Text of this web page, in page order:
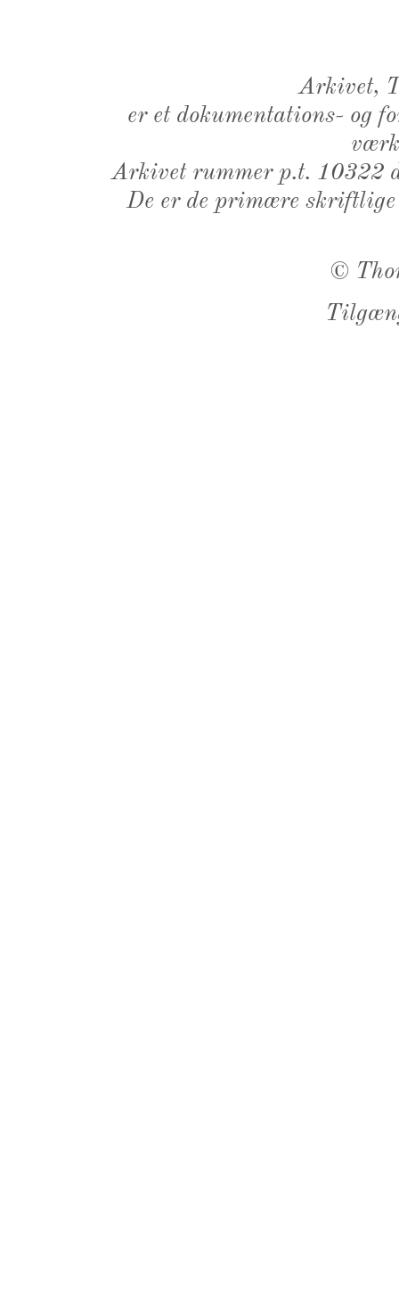
Arkivet,
er et dokumentations- og
Arkivet rummer p.t. 10322
De er de primære
©